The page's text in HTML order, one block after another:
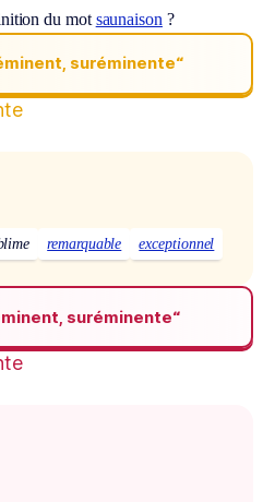
du mot saunaison ?
suréminente“
remarquable exceptionnel
suréminente“